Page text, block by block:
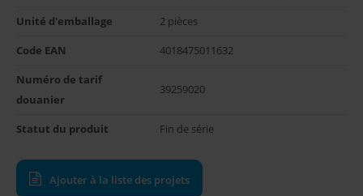
Unité d'emballage 2 pièces
Code EAN 4018475011632
Numéro de tarif
douanier
39259020
Statut du produit Fin de série
Ajouter à la liste des projets